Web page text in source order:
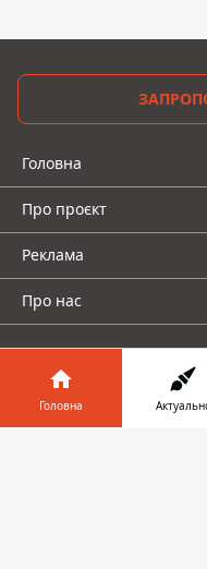
Головна
Про проєкт
Реклама
Про нас
Головна